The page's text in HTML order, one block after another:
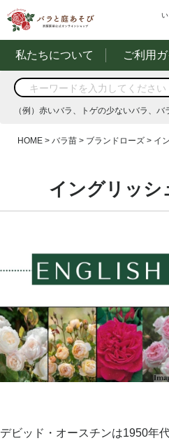
私たちについて ご利用
商品を検索
する
（例）赤いバラ、トゲの少な
（例）赤いバラ、トゲの少ないバラ、バ
HOME バラ苗 ブランドローズ イ
イングリッシ
デビッド・オースチンは1950年